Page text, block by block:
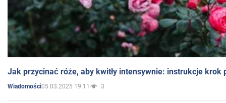
Jak przycinać róże, aby kwitły intensywnie: instrukcje krok
Wiadomości05.03.2025 19:11 3